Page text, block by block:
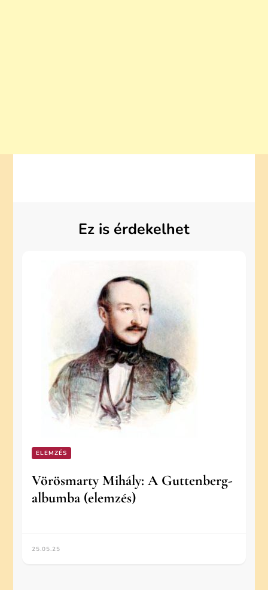
Ez is érdekelhet
ELEMZÉS
Vörösmarty Mihály: A Guttenberg-
albumba (elemzés)
25.05.25